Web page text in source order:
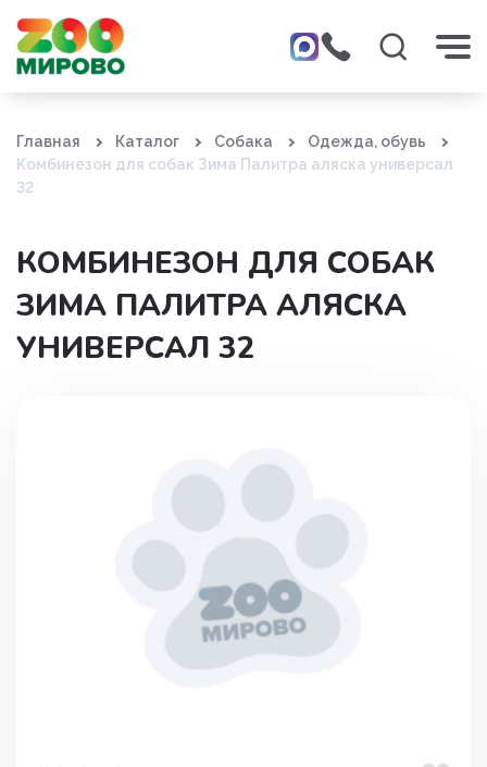
Главная Каталог Собака
Одежда, обувь
Комбинезон для собак Зима Палитра аляска универсал
32
КОМБИНЕЗОН ДЛЯ СОБАК
ЗИМА ПАЛИТРА АЛЯСКА
УНИВЕРСАЛ 32